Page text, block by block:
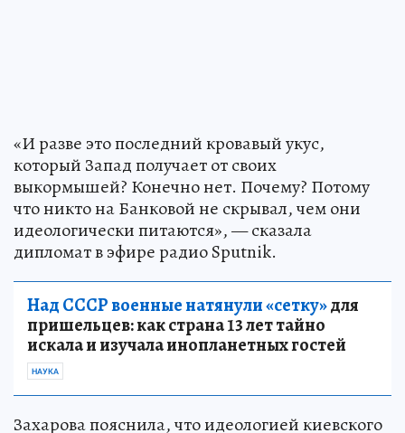
«И разве это последний кровавый укус,
который Запад получает от своих
выкормышей? Конечно нет. Почему? Потому
что никто на Банковой не скрывал, чем они
идеологически питаются», — сказала
дипломат в эфире радио Sputnik.
Над СССР военные натянули «сетку»для
пришельцев: как страна 13 лет тайно
искала и изучала инопланетных гостей
НАУКА
Захарова пояснила, что идеологией киевского